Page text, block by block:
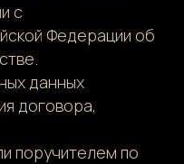
с
Федерации об
данных
договора,
поручителем по